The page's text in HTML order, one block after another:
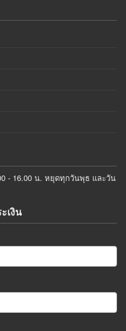
- 16.00 น. หยุดทุกวันพุธ และวัน
เงิน